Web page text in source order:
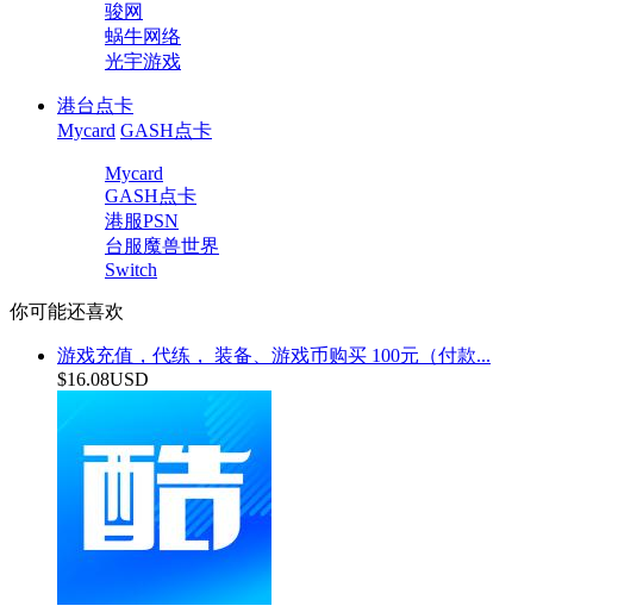
骏网
蜗牛网络
光宇游戏
港台点卡
Mycard GASH点卡
Mycard
GASH点卡
港服PSN
台服魔兽世界
Switch
你可能还喜欢
游戏充值，代练， 装备、游戏币购买 100元（付款...
$16.08USD